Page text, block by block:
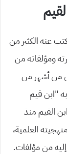
عنه الكثير من
ومؤلفاته من
من أشهر من
“ابن قيم
القيم منذ
العلمية،
من مؤلفات.